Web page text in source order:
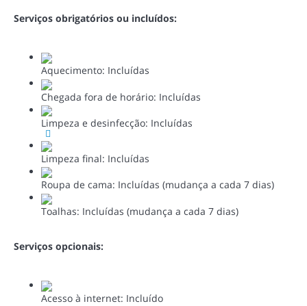
Serviços obrigatórios ou incluídos:
Aquecimento: Incluídas
Chegada fora de horário: Incluídas
Limpeza e desinfecção: Incluídas
Limpeza final: Incluídas
Roupa de cama: Incluídas (mudança a cada 7 dias)
Toalhas: Incluídas (mudança a cada 7 dias)
Serviços opcionais:
Acesso à internet: Incluído